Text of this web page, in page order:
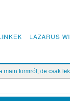
LAZARUS
main formról, de csak